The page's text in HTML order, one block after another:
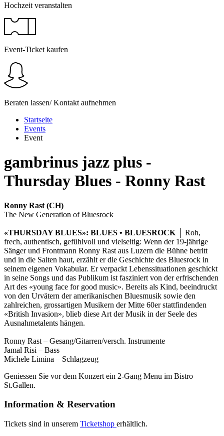
Hochzeit veranstalten
Event-Ticket kaufen
Beraten lassen/ Kontakt aufnehmen
Startseite
Events
Event
gambrinus jazz plus -
Thursday Blues - Ronny Rast
Ronny Rast (CH)
The New Generation of Bluesrock
«THURSDAY BLUES»: BLUES • BLUESROCK │ Roh,
frech, authentisch, gefühlvoll und vielseitig: Wenn der 19-jährige
Sänger und Frontmann Ronny Rast aus Luzern die Bühne betritt
und in die Saiten haut, erzählt er die Geschichte des Bluesrock in
seinem eigenen Vokabular. Er verpackt Lebenssituationen geschickt
in seine Songs und das Publikum ist fasziniert von der erfrischenden
Art des «young face for good music». Bereits als Kind, beeindruckt
von den Urvätern der amerikanischen Bluesmusik sowie den
zahlreichen, grossartigen Musikern der Mitte 60er stattfindenden
«British Invasion», blieb diese Art der Musik in der Seele des
Ausnahmetalents hängen.
Ronny Rast – Gesang/Gitarren/versch. Instrumente
Jamal Risi – Bass
Michele Limina – Schlagzeug
Geniessen Sie vor dem Konzert ein 2-Gang Menu im Bistro
St.Gallen.
Information & Reservation
Tickets sind in unserem Ticketshop erhältlich.